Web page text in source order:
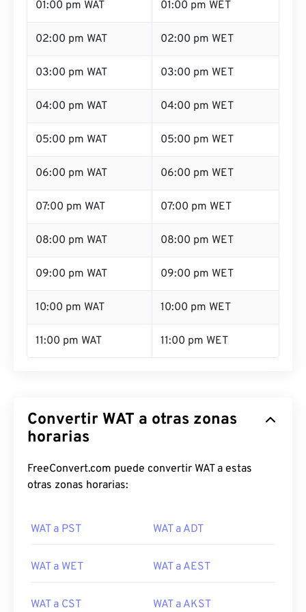
01:00 pm WAT 01:00 pm WET
02:00 pm WAT 02:00 pm WET
03:00 pm WAT 03:00 pm WET
04:00 pm WAT 04:00 pm WET
05:00 pm WAT 05:00 pm WET
06:00 pm WAT 06:00 pm WET
07:00 pm WAT 07:00 pm WET
08:00 pm WAT 08:00 pm WET
09:00 pm WAT 09:00 pm WET
10:00 pm WAT 10:00 pm WET
11:00 pm WAT 11:00 pm WET
Convertir WAT a otras zonas
horarias
FreeConvert.com puede convertir WAT a estas
otras zonas horarias:
WAT a PST WAT a ADT
WAT a WET WAT a AEST
WAT a CST WAT a AKST